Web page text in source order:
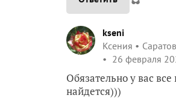
kseni
Ксения
26 февраля
Обязательно у вас
найдется)))